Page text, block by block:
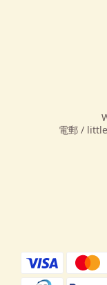
電郵 /